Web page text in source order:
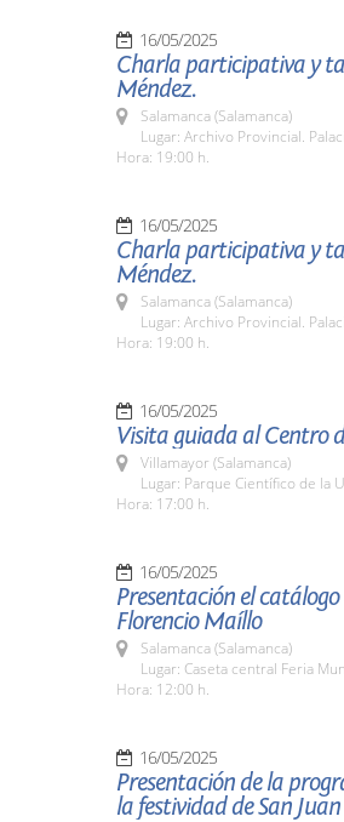
16/05/2025
Charla participativa y
Méndez.
Salamanca (Salamanca)
Lugar: Archivo Provincial.
Hora: 19:00 h.
16/05/2025
Charla participativa y
Méndez.
Salamanca (Salamanca)
Lugar: Archivo Provincial.
Hora: 19:00 h.
16/05/2025
Visita guiada al Centro
Villamayor (Salamanca)
Lugar: Parque Científico de la
Hora: 17:00 h.
16/05/2025
Presentación el
Florencio Maíllo
Salamanca (Salamanca)
Lugar: Caseta central Feria
Hora: 12:00 h.
16/05/2025
Presentación de la
la festividad de San